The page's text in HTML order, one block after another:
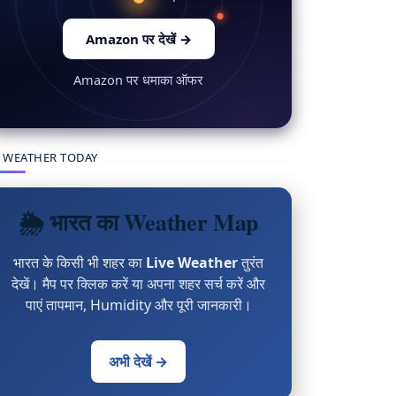
Amazon पर देखें →
Amazon पर धमाका ऑफर
TODAY
🌦 भारत का Weather Map
भारत के किसी भी शहर का Live Weatherतुरंत
देखें। मैप पर क्लिक करें या अपना शहर सर्च करें और
पाएं तापमान, Humidity और पूरी जानकारी।
अभी देखें →